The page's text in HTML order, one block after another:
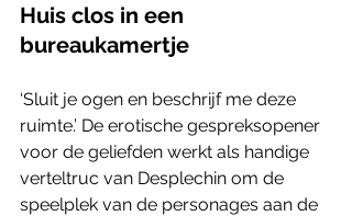
Huis clos in een
bureaukamertje
‘Sluit je ogen en beschrijf me deze
ruimte.’ De erotische gespreksopener
voor de geliefden werkt als handige
verteltruc van Desplechin om de
speelplek van de personages aan de